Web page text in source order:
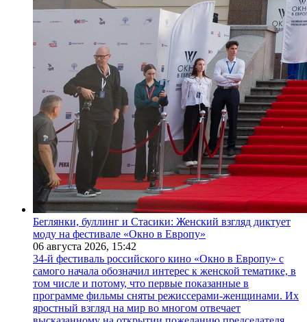
Беглянки, буллинг и Стасики: Женский взгляд диктует
моду на фестивале «Окно в Европу»
06 августа 2026, 15:42
34-й фестиваль российского кино «Окно в Европу» с
самого начала обозначил интерес к женской тематике, в
том числе и потому, что первые показанные в
программе фильмы сняты режиссерами-женщинами. Их
яростный взгляд на мир во многом отвечает